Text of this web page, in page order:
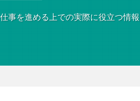
事を進める上での実際に役立つ情報